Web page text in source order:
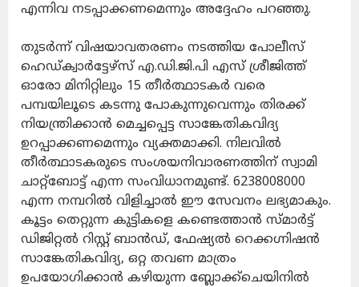
എന്നിവ നടപ്പാക്കണമെന്നും അദ്ദേഹം പറഞ്ഞു.
തുടർന്ന് വിഷയാവതരണം നടത്തിയ പോലീസ്
ഹെഡ്ക്വാർട്ടേഴ്‌സ് എ.ഡി.ജി.പി എസ് ശ്രീജിത്ത്‌
ഓരോ മിനിറ്റിലും 15 തീർത്ഥാടകർ വരെ
പമ്പയിലൂടെ കടന്നു പോകുന്നുവെന്നും തിരക്ക്
നിയന്ത്രിക്കാൻ മെച്ചപ്പെട്ട സാങ്കേതികവിദ്യ
ഉറപ്പാക്കണമെന്നും വ്യക്തമാക്കി. നിലവിൽ
തീർത്ഥാടകരുടെ സംശയനിവാരണത്തിന് സ്വാമി
ചാറ്റ്ബോട്ട് എന്ന സംവിധാനമുണ്ട്. 6238008000
എന്ന നമ്പറിൽ വിളിച്ചാൽ ഈ സേവനം ലഭ്യമാകും.
കൂട്ടം തെറ്റുന്ന കുട്ടികളെ കണ്ടെത്താൻ സ്മാർട്ട്‌
ഡിജിറ്റൽ റിസ്റ്റ് ബാൻഡ്, ഫേഷ്യൽ റെക്കഗ്നിഷൻ
സാങ്കേതികവിദ്യ, ഒറ്റ തവണ മാത്രം
ഉപയോഗിക്കാൻ കഴിയുന്ന ബ്ലോക്ക്ചെയിനിൽ